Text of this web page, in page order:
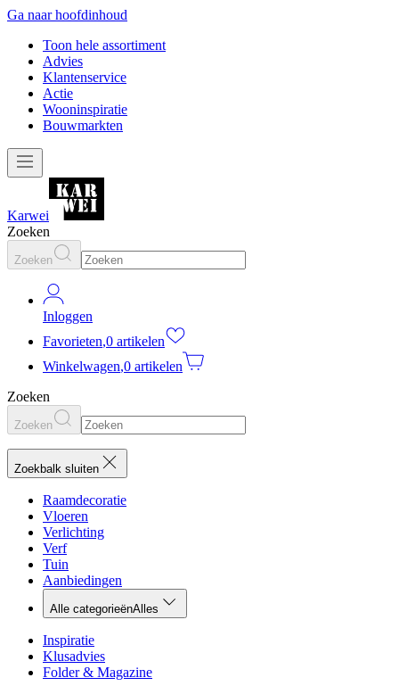
Ga naar hoofdinhoud
Toon hele assortiment
Advies
Klantenservice
Actie
Wooninspiratie
Bouwmarkten
Karwei
Zoeken
Zoeken
Inloggen
Favorieten,0 artikelen
Winkelwagen,0 artikelen
Zoeken
Zoeken
Zoekbalk sluiten
Raamdecoratie
Vloeren
Verlichting
Verf
Tuin
Aanbiedingen
Alle categorieënAlles
Inspiratie
Klusadvies
Folder & Magazine